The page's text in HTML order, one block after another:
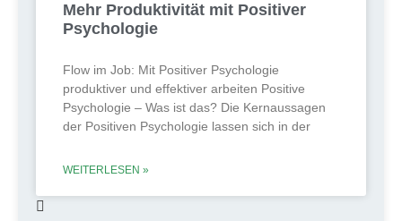
Mehr Produktivität mit Positiver
Psychologie
Flow im Job: Mit Positiver Psychologie
produktiver und effektiver arbeiten Positive
Psychologie – Was ist das? Die Kernaussagen
der Positiven Psychologie lassen sich in der
WEITERLESEN »